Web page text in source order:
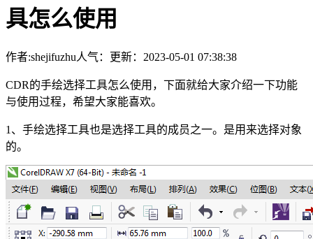
具怎么使用
作者:shejifuzhu人气： 更新：2023-05-01 07:38:38
CDR的手绘选择工具怎么使用，下面就给大家介绍一下功能
与使用过程，希望大家能喜欢。
1、手绘选择工具也是选择工具的成员之一。是用来选择对象
的。